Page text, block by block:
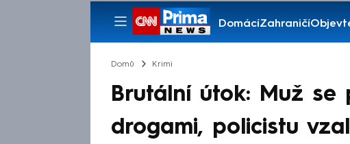
DomácíZahraničí
Pořady
Domů Krimi
Brutální útok: Muž se
drogami, policistu